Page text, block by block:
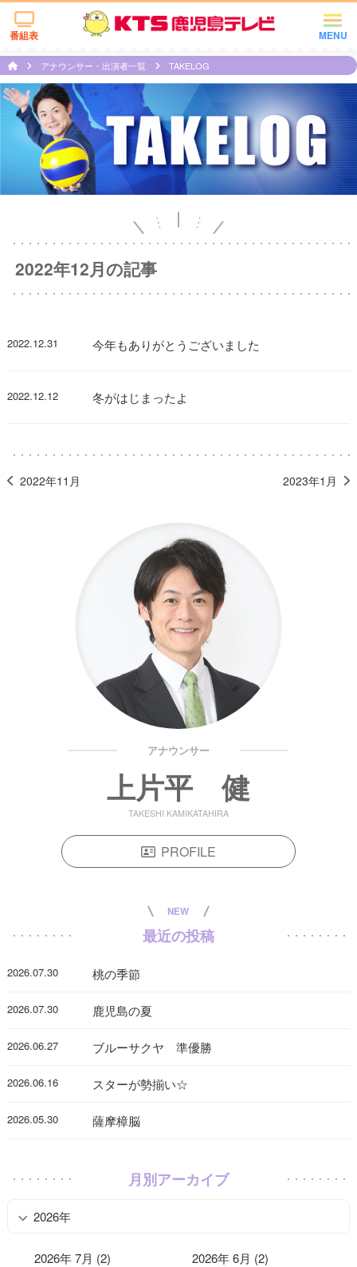
MENU
番組表
アナウンサー・出演者一覧 TAKELOG
2022年12月の記事
2022.12.31 今年もありがとうございました
2022.12.12 冬がはじまったよ
2022年11月 2023年1月
アナウンサー
上片平 健
TAKESHI KAMIKATAHIRA
PROFILE
NEW
最近の投稿
2026.07.30 桃の季節
2026.07.30 鹿児島の夏
2026.06.27 ブルーサクヤ 準優勝
2026.06.16 スターが勢揃い☆
2026.05.30 薩摩樟脳
月別アーカイブ
2026年
2026年 7月 (2) 2026年 6月 (2)